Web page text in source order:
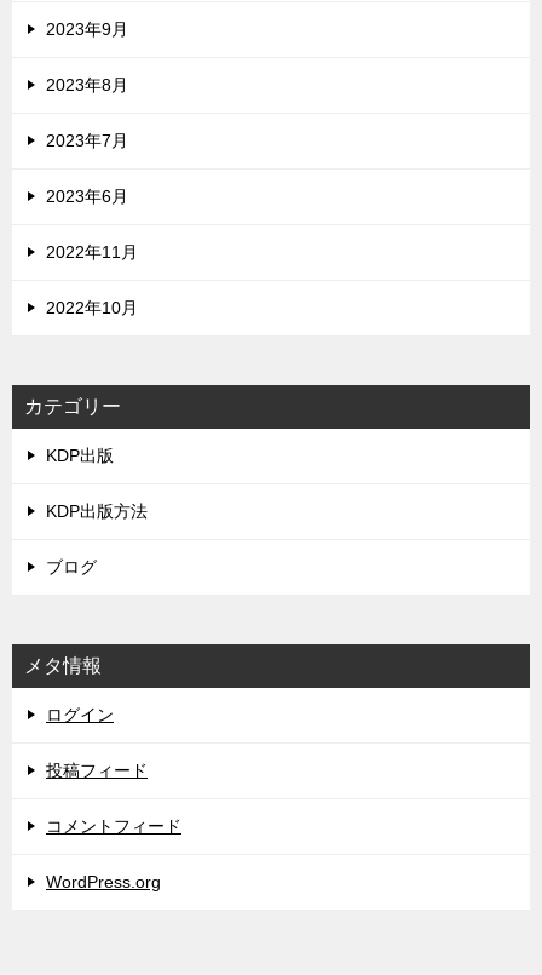
2023年9月
2023年8月
2023年7月
2023年6月
2022年11月
2022年10月
カテゴリー
KDP出版
KDP出版方法
ブログ
メタ情報
ログイン
投稿フィード
コメントフィード
WordPress.org